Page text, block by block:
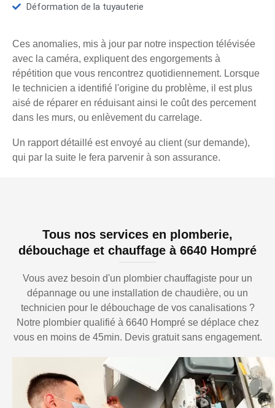
Déformation de la tuyauterie
Ces anomalies, mis à jour par notre inspection télévisée
avec la caméra, expliquent des engorgements à
répétition que vous rencontrez quotidiennement. Lorsque
le technicien a identifié l'origine du problème, il est plus
aisé de réparer en réduisant ainsi le coût des percement
dans les murs, ou enlèvement du carrelage.
Un rapport détaillé est envoyé au client (sur demande),
qui par la suite le fera parvenir à son assurance.
Tous nos services en plomberie,
débouchage et chauffage à 6640 Hompré
Vous avez besoin d'un plombier chauffagiste pour un
dépannage ou une installation de chaudière, ou un
technicien pour le débouchage de vos canalisations ?
Notre plombier qualifié à 6640 Hompré se déplace chez
vous en moins de 45min. Devis gratuit sans engagement.